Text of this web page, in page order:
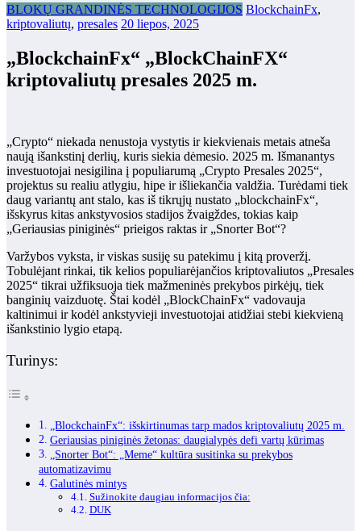
BLOKŲ GRANDINĖS TECHNOLOGIJOS BlockchainFx,
kriptovaliutų, presales 20 liepos, 2025
„BlockchainFx“ „BlockChainFX“
kriptovaliutų presales 2025 m.
„Crypto“ niekada nenustoja vystytis ir kiekvienais metais atneša
naują išankstinį derlių, kuris siekia dėmesio. 2025 m. Išmanantys
investuotojai nesigilina į populiarumą „Crypto Presales 2025“,
projektus su realiu atlygiu, hipe ir išliekančia valdžia. Turėdami tiek
daug variantų ant stalo, kas iš tikrųjų nustato „blockchainFx“,
išskyrus kitas ankstyvosios stadijos žvaigždes, tokias kaip
„Geriausias piniginės“ prieigos raktas ir „Snorter Bot“?
Varžybos vyksta, ir viskas susiję su patekimu į kitą proveržį.
Tobulėjant rinkai, tik kelios populiarėjančios kriptovaliutos „Presales
2025“ tikrai užfiksuoja tiek mažmeninės prekybos pirkėjų, tiek
banginių vaizduotę. Štai kodėl „BlockChainFx“ vadovauja
kaltinimui ir kodėl ankstyvieji investuotojai atidžiai stebi kiekvieną
išankstinio lygio etapą.
Turinys:
„BlockchainFx“: išskirtinumas tarp mados kriptovaliutų 2025 m.
Geriausias piniginės žetonas: daugialypės defi vartų kūrimas
„Snorter Bot“: „Meme“ kultūra susitinka su prekybos
automatizavimu
Galutinės mintys
Sužinokite daugiau informacijos čia:
DUK